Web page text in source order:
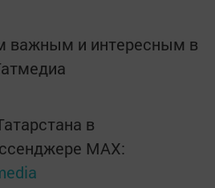
важным и интересным в
в
MАХ: